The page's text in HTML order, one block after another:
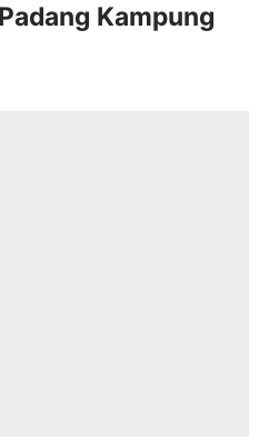
Kampung